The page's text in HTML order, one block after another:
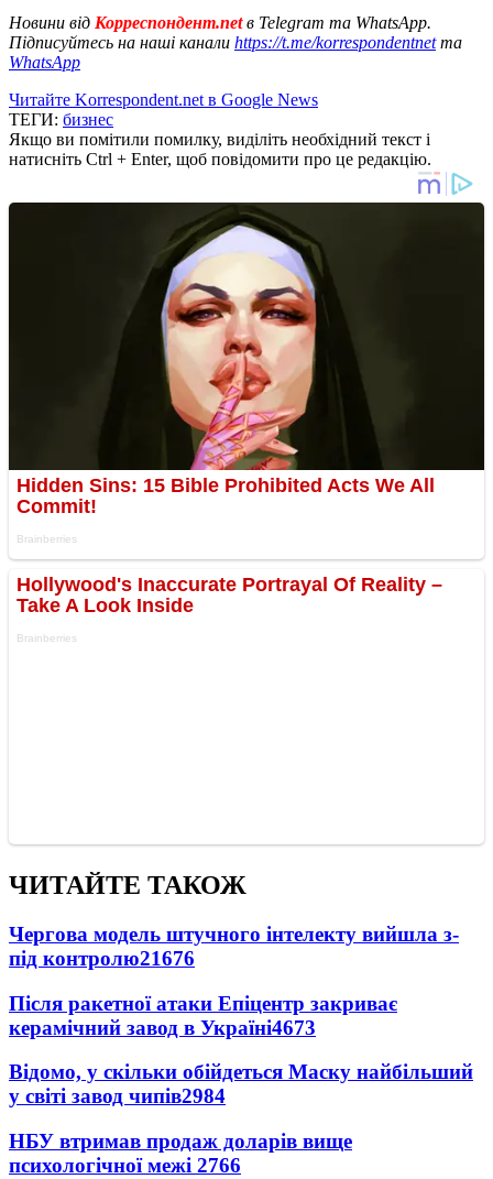
Новини від Корреспондент.netв Telegram та WhatsApp.
Підписуйтесь на наші канали https://t.me/korrespondentnetта
WhatsApp
Читайте Korrespondent.net в Google News
ТЕГИ: бизнес
Якщо ви помітили помилку, виділіть необхідний текст і
натисніть Ctrl + Enter, щоб повідомити про це редакцію.
ЧИТАЙТЕ ТАКОЖ
Чергова модель штучного інтелекту вийшла з-
під контролю21676
Після ракетної атаки Епіцентр закриває
керамічний завод в Україні4673
Відомо, у скільки обійдеться Маску найбільший
у світі завод чипів2984
НБУ втримав продаж доларів вище
психологічної межі 2766